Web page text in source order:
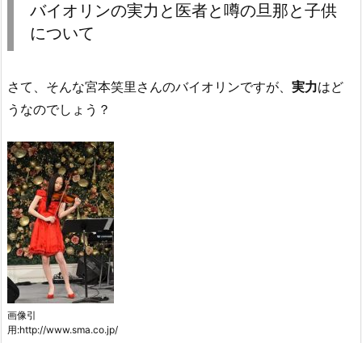
バイオリンの実力と医者と噂の旦那と子供
について
さて、そんな宮本笑里さんのバイオリンですが、 実力はど
うなのでしょう？
画像引
用:http://www.sma.co.jp/